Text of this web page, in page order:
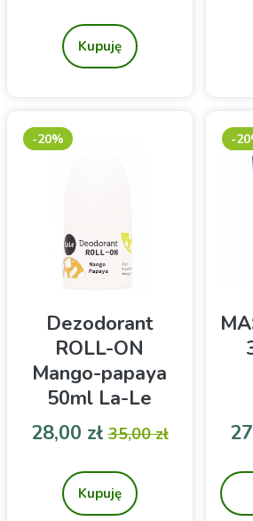
ałunem
Kupuję
Dezodorant
ROLL-ON
Mango-papaya
50ml La-Le
ałunem
Cena
28,00 złCena
35,00 zł
Kupuję
-20% -